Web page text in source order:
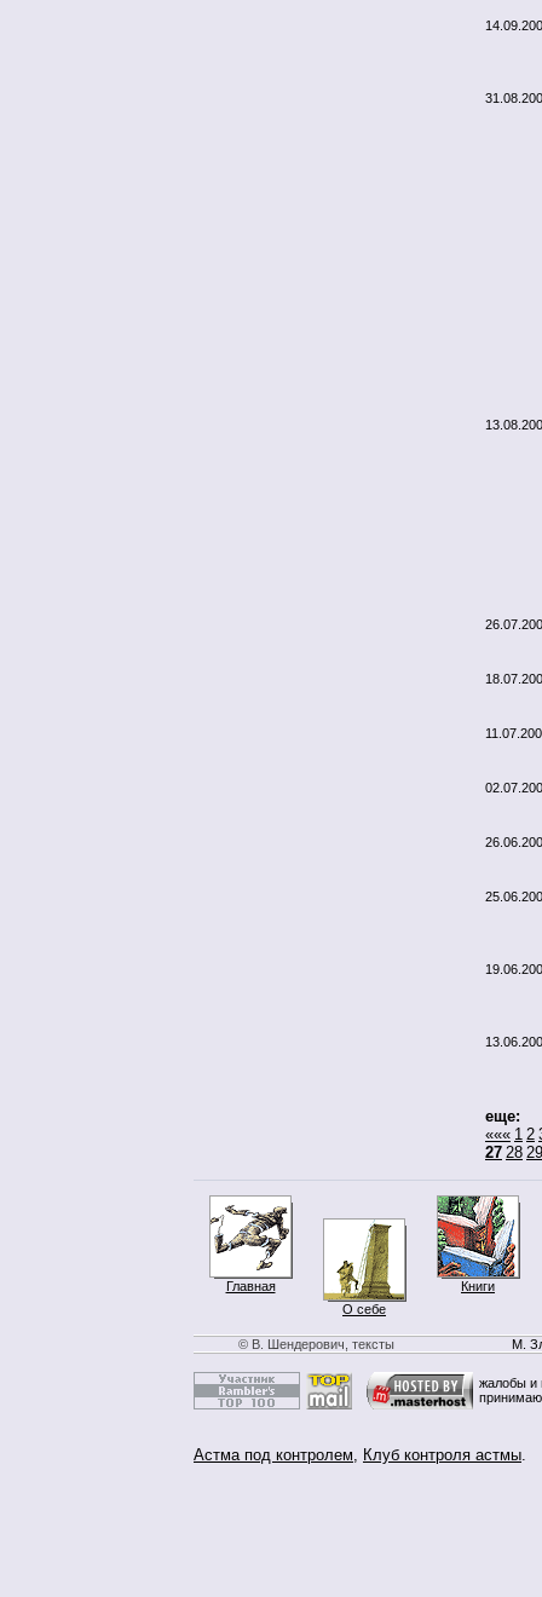
еще:
««« 1 2
27 28 29
Главная
О себе
Книги
© В. Шендерович, тексты М.
жалобы и
Астма под контролем, Клуб контроля астмы.